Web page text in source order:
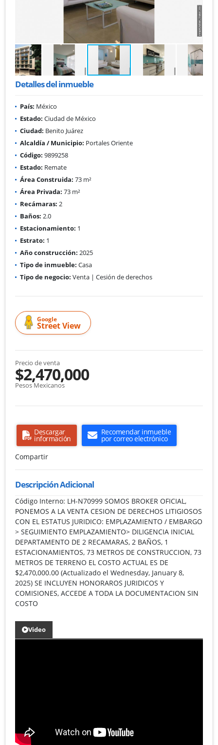
Detalles del inmueble
País: México
Estado: Ciudad de México
Ciudad: Benito Juárez
Alcaldía / Municipio: Portales Oriente
Código: 9899258
Estado: Remate
Área Construida: 73 m²
Área Privada: 73 m²
Recámaras: 2
Baños: 2.0
Estacionamiento: 1
Estrato: 1
Año construcción: 2025
Tipo de inmueble: Casa
Tipo de negocio: Venta | Cesión de derechos
Google
Street View
Precio de venta
$2,470,000
Pesos Mexicanos
Descargar
información
Recomendar inmueble
por correo electrónico
Compartir
Descripción Adicional
Código Interno: LH-N70999 SOMOS BROKER OFICIAL,
PONEMOS A LA VENTA CESION DE DERECHOS LITIGIOSOS
CON EL ESTATUS JURIDICO: EMPLAZAMIENTO / EMBARGO
> SEGUIMIENTO EMPLAZAMIENTO> DILIGENCIA INICIAL
DEPARTAMENTO DE 2 RECAMARAS, 2 BAÑOS, 1
ESTACIONAMIENTOS, 73 METROS DE CONSTRUCCION, 73
METROS DE TERRENO EL COSTO ACTUAL ES DE
$2,470,000.00 (Actualizado el Wednesday, January 8,
2025) SE INCLUYEN HONORAROS JURIDICOS Y
COMISIONES, ACCEDE A TODA LA DOCUMENTACION SIN
COSTO
Video